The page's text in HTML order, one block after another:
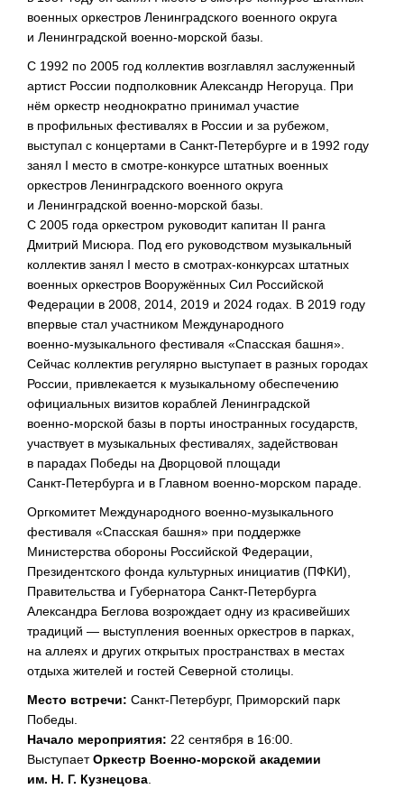
военных оркестров Ленинградского военного округа
и Ленинградской военно-морской базы.
С 1992 по 2005 год коллектив возглавлял заслуженный
артист России подполковник Александр Негоруца. При
нём оркестр неоднократно принимал участие
в профильных фестивалях в России и за рубежом,
выступал с концертами в Санкт-Петербурге и в 1992 году
занял I место в смотре-конкурсе штатных военных
оркестров Ленинградского военного округа
и Ленинградской военно-морской базы.
С 2005 года оркестром руководит капитан II ранга
Дмитрий Мисюра. Под его руководством музыкальный
коллектив занял I место в смотрах-конкурсах штатных
военных оркестров Вооружённых Сил Российской
Федерации в 2008, 2014, 2019 и 2024 годах. В 2019 году
впервые стал участником Международного
военно-музыкального фестиваля «Спасская башня».
Сейчас коллектив регулярно выступает в разных городах
России, привлекается к музыкальному обеспечению
официальных визитов кораблей Ленинградской
военно-морской базы в порты иностранных государств,
участвует в музыкальных фестивалях, задействован
в парадах Победы на Дворцовой площади
Санкт-Петербурга и в Главном военно-морском параде.
Оргкомитет Международного военно-музыкального
фестиваля «Спасская башня» при поддержке
Министерства обороны Российской Федерации,
Президентского фонда культурных инициатив (ПФКИ),
Правительства и Губернатора Санкт-Петербурга
Александра Беглова возрождает одну из красивейших
традиций — выступления военных оркестров в парках,
на аллеях и других открытых пространствах в местах
отдыха жителей и гостей Северной столицы.
Место встречи: Санкт-Петербург, Приморский парк
Победы.
Начало мероприятия: 22 сентября в 16:00.
ВыступаетОркестр Военно-морской академии
им. Н. Г. Кузнецова